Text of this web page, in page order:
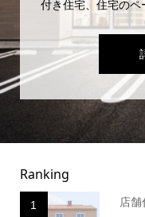
付き住宅、住宅のペ
Ranking
1 店